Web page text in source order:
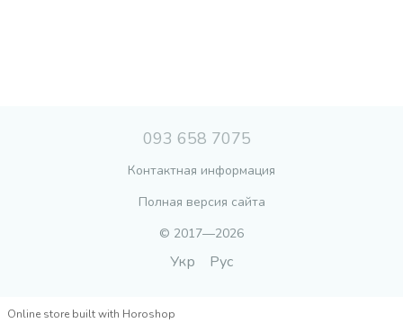
093 658 7075
Контактная информация
Полная версия сайта
© 2017—2026
Укр Рус
Online store built with Horoshop